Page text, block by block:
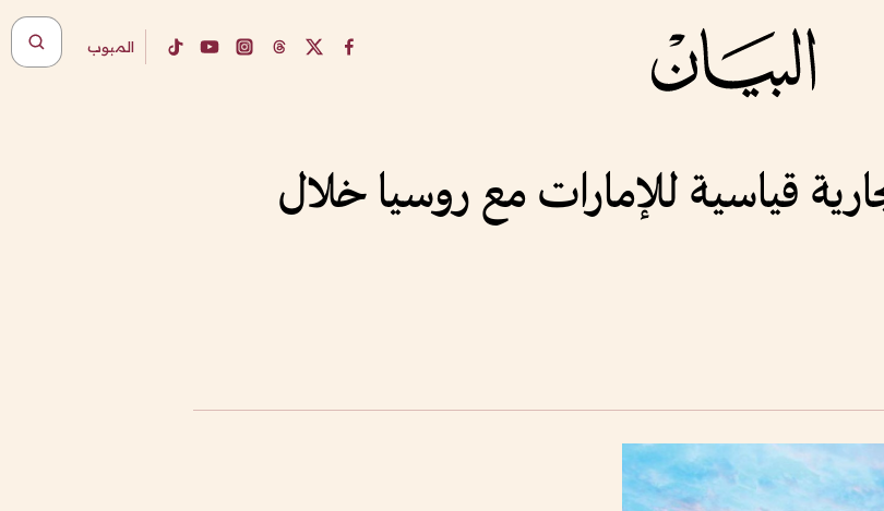
المبوب
تجارية قياسية للإمارات مع روسيا خلال